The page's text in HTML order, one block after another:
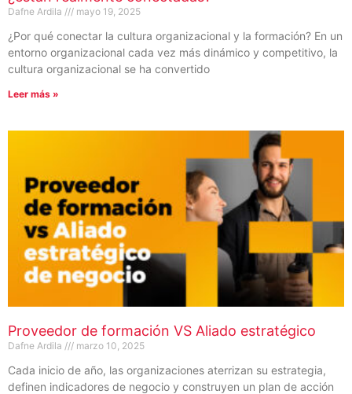
Dafne Ardila mayo 19, 2025
¿Por qué conectar la cultura organizacional y la formación? En un
entorno organizacional cada vez más dinámico y competitivo, la
cultura organizacional se ha convertido
Leer más »
Proveedor de formación VS Aliado estratégico
Dafne Ardila marzo 10, 2025
Cada inicio de año, las organizaciones aterrizan su estrategia,
definen indicadores de negocio y construyen un plan de acción